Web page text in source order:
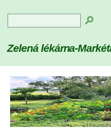
Zelená lékárna-